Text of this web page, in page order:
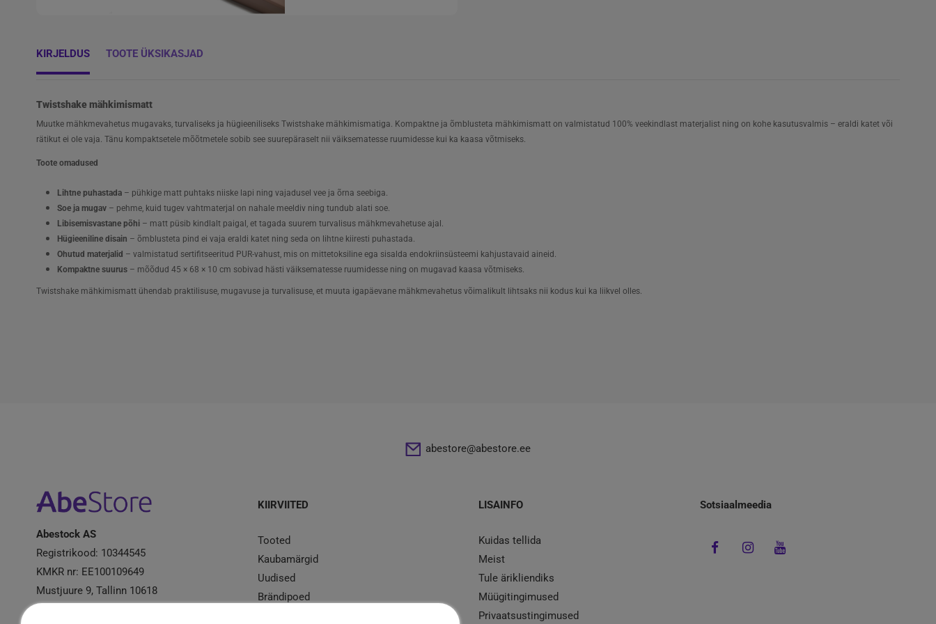
KIRJELDUS TOOTE ÜKSIKASJAD
Twistshake mähkimismatt
Muutke mähkmevahetus mugavaks, turvaliseks ja hügieeniliseks Twistshake mähkimismatiga. Kompaktne ja õmblusteta mähkimismatt on valmistatud 100% veekindlast materjalist ning on kohe kasutusvalmis – eraldi katet või
rätikut ei ole vaja. Tänu kompaktsetele mõõtmetele sobib see suurepäraselt nii väiksematesse ruumidesse kui ka kaasa võtmiseks.
Toote omadused
Lihtne puhastada – pühkige matt puhtaks niiske lapi ning vajadusel vee ja õrna seebiga.
Soe ja mugav – pehme, kuid tugev vahtmaterjal on nahale meeldiv ning tundub alati soe.
Libisemisvastane põhi – matt püsib kindlalt paigal, et tagada suurem turvalisus mähkmevahetuse ajal.
Hügieeniline disain – õmblusteta pind ei vaja eraldi katet ning seda on lihtne kiiresti puhastada.
Ohutud materjalid – valmistatud sertifitseeritud PUR-vahust, mis on mittetoksiline ega sisalda endokriinsüsteemi kahjustavaid aineid.
Kompaktne suurus – mõõdud 45 × 68 × 10 cm sobivad hästi väiksematesse ruumidesse ning on mugavad kaasa võtmiseks.
Twistshake mähkimismatt ühendab praktilisuse, mugavuse ja turvalisuse, et muuta igapäevane mähkmevahetus võimalikult lihtsaks nii kodus kui ka liikvel olles.
abestore@abestore.ee
Abestock AS
Registrikood: 10344545
KMKR nr: EE100109649
Mustjuure 9, Tallinn 10618
KIIRVIITED
Tooted
Kaubamärgid
Uudised
Brändipoed
LISAINFO
Kuidas tellida
Meist
Tule ärikliendiks
Müügitingimused
Privaatsustingimused
Sotsiaalmeedia